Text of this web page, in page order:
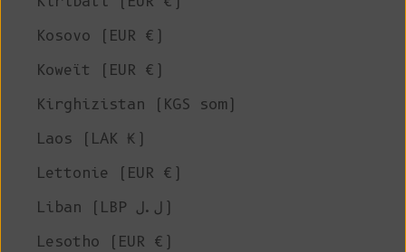
Kosovo (EUR €)
Koweït (EUR €)
Kirghizistan (KGS som)
Laos (LAK ₭)
Lettonie (EUR €)
Liban (LBP ل.ل)
Lesotho (EUR €)